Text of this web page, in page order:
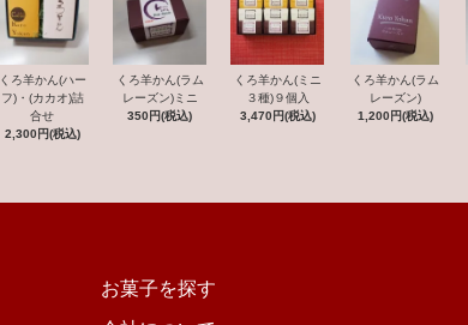
くろ羊かん(ハー
フ)・(カカオ)詰
合せ
2,300円(税込)
くろ羊かん(ラム
レーズン)ミニ
350円(税込)
くろ羊かん(ミニ
３種)９個入
3,470円(税込)
くろ羊かん(ラム
レーズン)
1,200円(税込)
お菓子を探す